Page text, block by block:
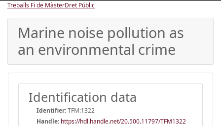
Treballs Fi de MàsterDret Públic
Marine noise pollution as
an environmental crime
Identification data
Identifier:TFM:1322
Handle: https://hdl.handle.net/20.500.11797/TFM1322